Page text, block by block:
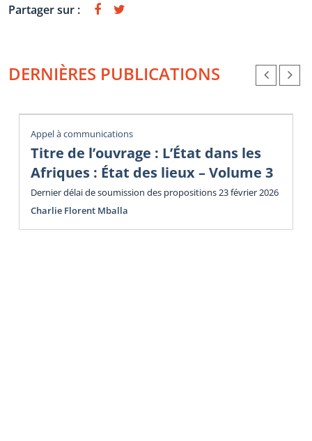
Partager sur :
DERNIÈRES PUBLICATIONS
Appel à communications
Titre de l’ouvrage : L’État dans les
Afriques : État des lieux – Volume 3
Dernier délai de soumission des propositions 23 février 2026
Charlie Florent Mballa